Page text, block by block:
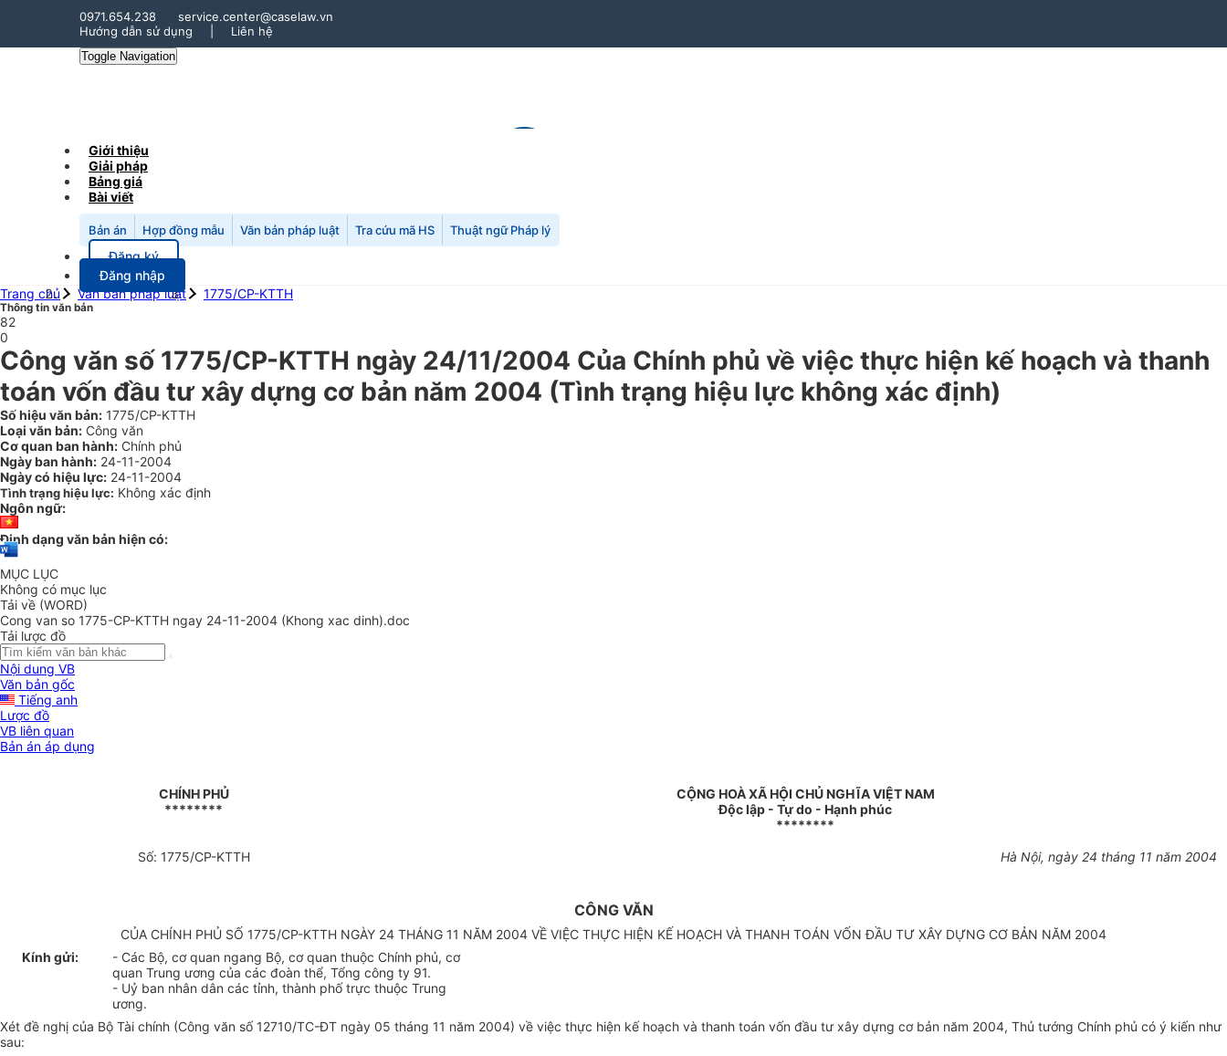
0971.654.238
service.center@caselaw.vn
Hướng dẫn sử dụng
Liên hệ
Toggle Navigation
Giới thiệu
Giải pháp
Bảng giá
Bài viết
Bản án Hợp đồng mẫu Văn bản pháp luật Tra cứu mã HS Thuật ngữ Pháp lý
Đăng ký
Đăng nhập
Trang chủ
Văn bản pháp luật 1775/CP-KTTH
Thông tin văn bản
82
0
Công văn số 1775/CP-KTTH ngày 24/11/2004 Của Chính phủ về việc thực hiện kế hoạch và thanh
toán vốn đầu tư xây dựng cơ bản năm 2004 (Tình trạng hiệu lực không xác định)
Số hiệu văn bản: 1775/CP-KTTH
Loại văn bản: Công văn
Cơ quan ban hành: Chính phủ
Ngày ban hành: 24-11-2004
Ngày có hiệu lực: 24-11-2004
Tình trạng hiệu lực: Không xác định
Ngôn ngữ:
Định dạng văn bản hiện có:
MỤC LỤC
Không có mục lục
Tải về (WORD)
Cong van so 1775-CP-KTTH ngay 24-11-2004 (Khong xac dinh).doc
Tải lược đồ
Nội dung VB
Văn bản gốc
Tiếng anh
Lược đồ
VB liên quan
Bản án áp dụng
CHÍNH PHỦ
********
CỘNG HOÀ XÃ HỘI CHỦ NGHĨA VIỆT NAM
Độc lập - Tự do - Hạnh phúc
********
Số: 1775/CP-KTTH Hà Nội, ngày 24 tháng 11 năm 2004
CÔNG VĂN
CỦA CHÍNH PHỦ SỐ 1775/CP-KTTH NGÀY 24 THÁNG 11 NĂM 2004 VỀ VIỆC THỰC HIỆN KẾ HOẠCH VÀ THANH TOÁN VỐN ĐẦU TƯ XÂY DỰNG CƠ BẢN NĂM 2004
Kính gửi:
- Các Bộ, cơ quan ngang Bộ, cơ quan thuộc Chính phủ, cơ
quan Trung ương của các đoàn thể, Tổng công ty 91.
- Uỷ ban nhân dân các tỉnh, thành phố trực thuộc Trung
ương.
Xét đề nghị của Bộ Tài chính (Công văn số 12710/TC-ĐT ngày 05 tháng 11 năm 2004) về việc thực hiện kế hoạch và thanh toán vốn đầu tư xây dựng cơ bản năm 2004, Thủ tướng Chính phủ có ý kiến như
sau: